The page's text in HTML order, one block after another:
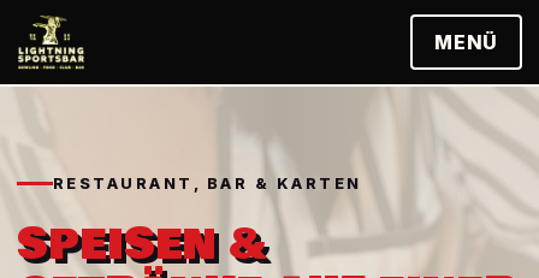
MENÜ
RESTAURANT, BAR & KARTEN
SPEISEN &